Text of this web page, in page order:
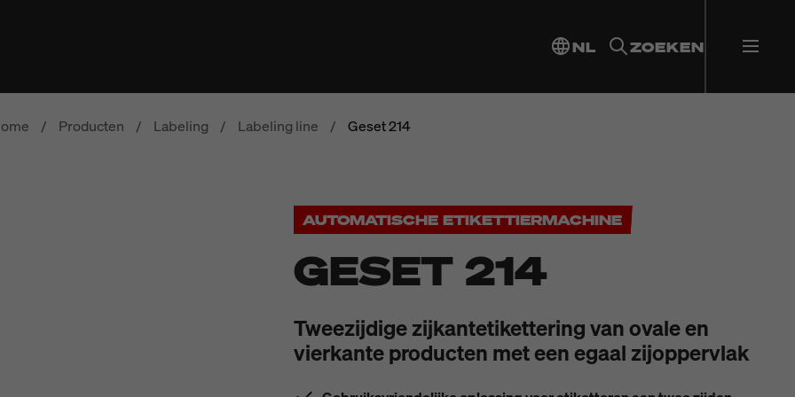
NL ZOEKEN
/ Producten / Labeling / Labeling line / Geset 214
AUTOMATISCHE ETIKETTIERMACHINE
GESET 214
Tweezijdige zijkantetikettering van ovale en
vierkante producten met een egaal zijoppervlak